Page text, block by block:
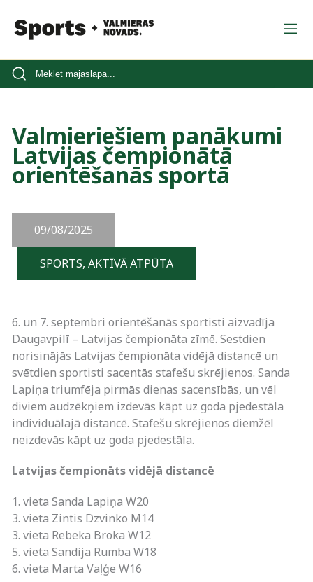
Valmieriešiem panākumi
Latvijas čempionātā
orientēšanās sportā
09/08/2025
SPORTS, AKTĪVĀ ATPŪTA
6. un 7. septembri orientēšanās sportisti aizvadīja
Daugavpilī – Latvijas čempionāta zīmē. Sestdien
norisinājās Latvijas čempionāta vidējā distancē un
svētdien sportisti sacentās stafešu skrējienos. Sanda
Lapiņa triumfēja pirmās dienas sacensībās, un vēl
diviem audzēkņiem izdevās kāpt uz goda pjedestāla
individuālajā distancē. Stafešu skrējienos diemžēl
neizdevās kāpt uz goda pjedestāla.
Latvijas čempionāts vidējā distancē
1. vieta Sanda Lapiņa W20
3. vieta Zintis Dzvinko M14
3. vieta Rebeka Broka W12
5. vieta Sandija Rumba W18
6. vieta Marta Vaļģe W16